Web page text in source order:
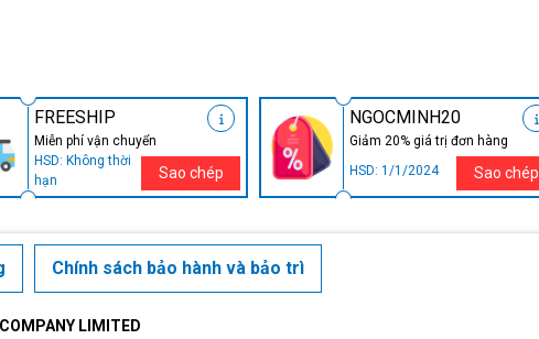
FREESHIP
Miễn phí vận chuyển
HSD: Không thời
hạn
Sao chép
NGOCMINH20
Giảm 20% giá trị đơn hàng
HSD: 1/1/2024
Sao chép
Chính sách bảo hành và bảo trì
LIMITED